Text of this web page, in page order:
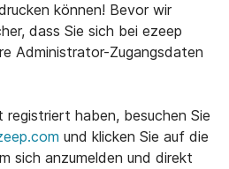
können! Bevor wir
dass Sie sich bei ezeep
Administrator-Zugangsdaten
registriert haben, besuchen Sie
und klicken Sie auf die
sich anzumelden und direkt